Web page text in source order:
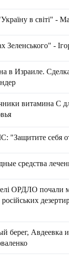
в світі" -
Зеленського" -
в Израиле.
витамина С
"Защитите себя
средства
ОРДЛО почали
берег, Авдеевка